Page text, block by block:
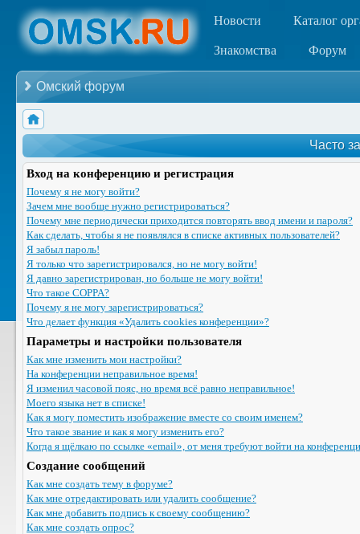
Новости Каталог
Знакомства Форум
Омский форум
Часто
Вход на конференцию и регистрация
Почему я не могу войти?
Зачем мне вообще нужно регистрироваться?
Почему мне периодически приходится повторять ввод имени и пароля?
Как сделать, чтобы я не появлялся в списке активных пользователей?
Я забыл пароль!
Я только что зарегистрировался, но не могу войти!
Я давно зарегистрирован, но больше не могу войти!
Что такое COPPA?
Почему я не могу зарегистрироваться?
Что делает функция «Удалить cookies конференции»?
Параметры и настройки пользователя
Как мне изменить мои настройки?
На конференции неправильное время!
Я изменил часовой пояс, но время всё равно неправильное!
Моего языка нет в списке!
Как я могу поместить изображение вместе со своим именем?
Что такое звание и как я могу изменить его?
Когда я щёлкаю по ссылке «email», от меня требуют войти на
Создание сообщений
Как мне создать тему в форуме?
Как мне отредактировать или удалить сообщение?
Как мне добавить подпись к своему сообщению?
Как мне создать опрос?